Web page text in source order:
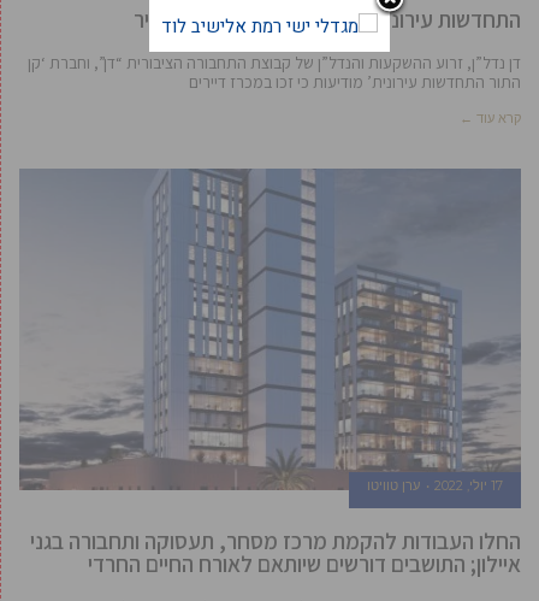
התחדשות עירונית: ייבנו 260 יח”ד חדשות בעיר
דן נדל”ן, זרוע ההשקעות והנדל”ן של קבוצת התחבורה הציבורית “דן”, וחברת ‘קן
התור התחדשות עירונית’ מודיעות כי זכו במכרז דיירים
קרא עוד ←
17 יולי, 2022 ערן טוויטו
החלו העבודות להקמת מרכז מסחר, תעסוקה ותחבורה בגני
איילון; התושבים דורשים שיותאם לאורח החיים החרדי